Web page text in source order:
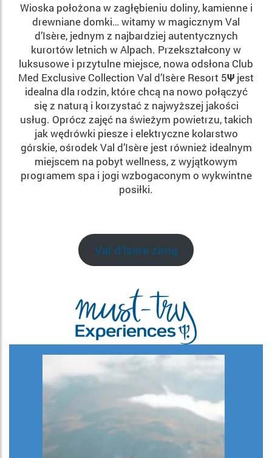
Wioska położona w zagłębieniu doliny, kamienne i
drewniane domki… witamy w magicznym Val
d’Isère, jednym z najbardziej autentycznych
kurortów letnich w Alpach. Przekształcony w
luksusowe i przytulne miejsce, nowa odsłona Club
Med Exclusive Collection Val d’Isère Resort 5Ψ jest
idealna dla rodzin, które chcą na nowo połączyć
się z naturą i korzystać z najwyższej jakości
usług. Oprócz zajęć na świeżym powietrzu, takich
jak wędrówki piesze i elektryczne kolarstwo
górskie, ośrodek Val d’Isère jest również idealnym
miejscem na pobyt wellness, z wyjątkowym
programem spa i jogi wzbogaconym o wykwintne
posiłki.
Val d’Isere zimą